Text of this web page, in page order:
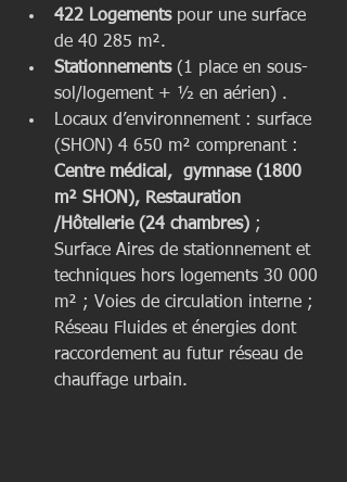
422 Logements pour une surface
de 40 285 m².
Stationnements (1 place en sous-
sol/logement + ½ en aérien) .
Locaux d’environnement : surface
(SHON) 4 650 m² comprenant :
Centre médical,  gymnase (1800
m² SHON), Restauration
/Hôtellerie (24 chambres) ;
Surface Aires de stationnement et
techniques hors logements 30 000
m² ; Voies de circulation interne ;
Réseau Fluides et énergies dont
raccordement au futur réseau de
chauffage urbain.